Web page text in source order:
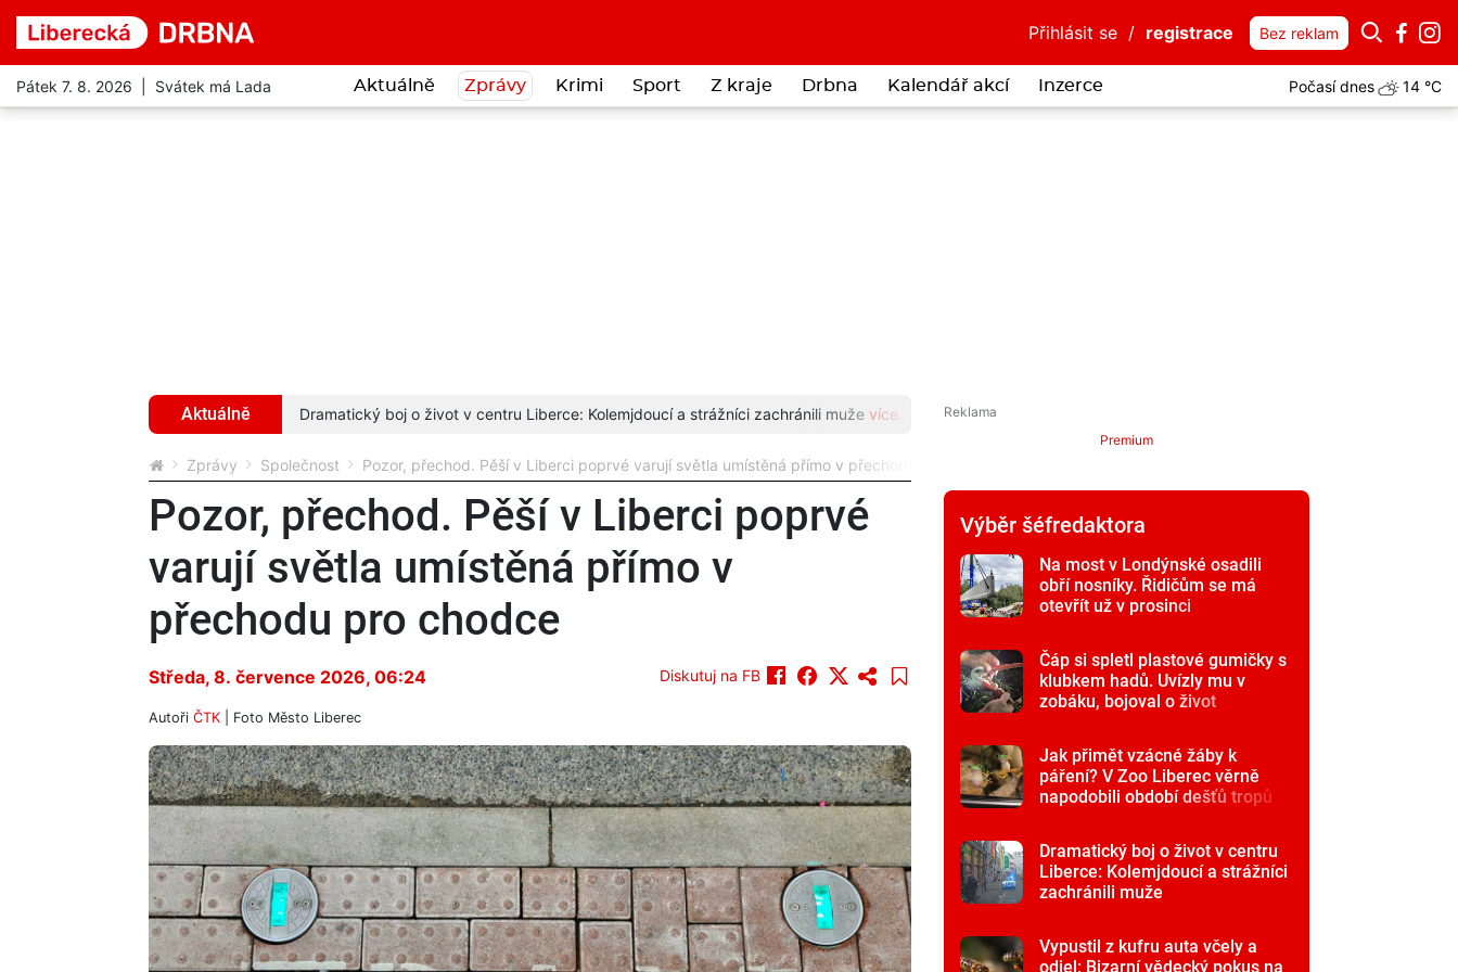
Přihlásit se / registrace Bez reklam
Pátek 7. 8. 2026 | Svátek má Lada Aktuálně Zprávy Krimi Sport Z kraje Drbna Kalendář akcí Inzerce Počasí dnes 14 °C
Aktuálně Dramatický boj o život v centru Liberce: Kolemjdoucí a strážníci zachránili muže více... Čáp si spletl plastové gumičky s klubkem hadů. Uvízly mu v zobáku,
Zprávy Společnost Pozor, přechod. Pěší v Liberci poprvé varují světla umístěná přímo v přechodu pro chodce
Pozor, přechod. Pěší v Liberci poprvé
varují světla umístěná přímo v
přechodu pro chodce
Středa, 8. července 2026, 06:24 Diskutuj na FB
Autoři ČTK | Foto Město Liberec
Premium
Výběr šéfredaktora
Na most v Londýnské osadili
obří nosníky. Řidičům se má
otevřít už v prosinci
Čáp si spletl plastové gumičky s
klubkem hadů. Uvízly mu v
zobáku, bojoval o život
Jak přimět vzácné žáby k
páření? V Zoo Liberec věrně
napodobili období dešťů tropů
Dramatický boj o život v centru
Liberce: Kolemjdoucí a strážníci
zachránili muže
Vypustil z kufru auta včely a
odjel: Bizarní vědecký pokus na